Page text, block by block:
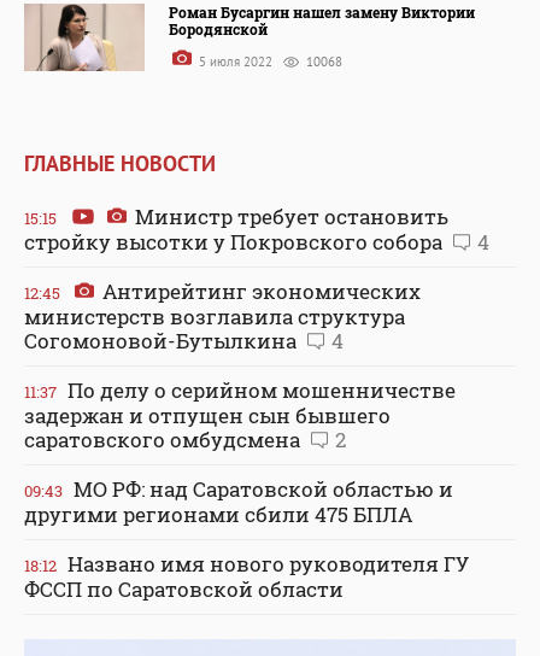
Роман Бусаргин нашел замену Виктории
Бородянской
5 июля 2022 10068
ГЛАВНЫЕ НОВОСТИ
15:15
Министр требует остановить
стройку высотки у Покровского собора
4
12:45
Антирейтинг экономических
министерств возглавила структура
Согомоновой-Бутылкина
4
11:37 По делу о серийном мошенничестве
задержан и отпущен сын бывшего
саратовского омбудсмена
2
09:43 МО РФ: над Саратовской областью и
другими регионами сбили 475 БПЛА
18:12 Названо имя нового руководителя ГУ
ФССП по Саратовской области